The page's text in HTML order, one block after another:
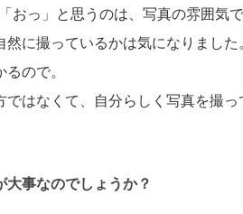
おっ」と思うのは、写真の雰囲気で
に撮っているかは気になりました
ので。
はなくて、自分らしく写真を撮
事なのでしょうか？